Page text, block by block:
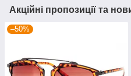
Акційні пропозиції та
–50%